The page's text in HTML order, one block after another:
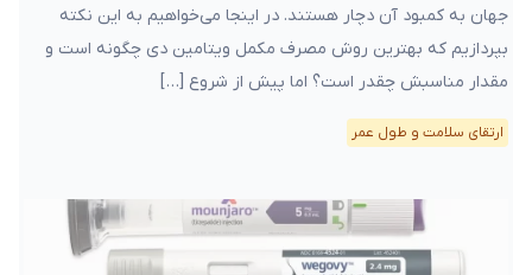
جهان به کمبود آن دچار هستند. در اینجا می‌خواهیم به این نکته
بپردازیم که بهترین روش مصرف مکمل ویتامین دی چگونه است و
مقدار مناسبش چقدر است؟ اما پیش از شروع […]
ارتقای سلامت و طول عمر